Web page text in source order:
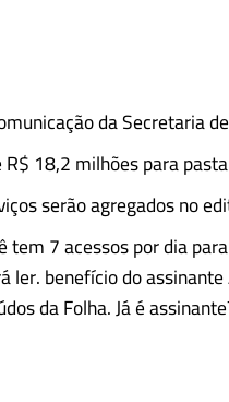
da Secretaria
18,2 milhões para
serão agregados no
7 acessos por dia
ler. benefício do
da Folha. Já é